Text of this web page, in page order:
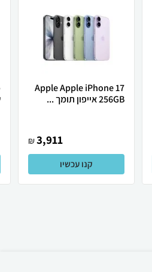
Apple Apple iPhone 17
256GB אייפון תומך ...
3,911
₪
קנו עכשיו